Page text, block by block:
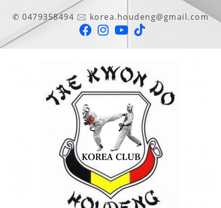
✆ 0479358494 🖂 korea.houdeng@gmail.com